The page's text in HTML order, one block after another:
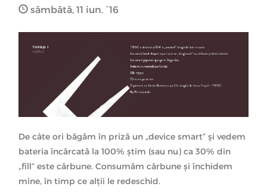
sâmbătă, 11 iun. `16
De câte ori băgăm în priză un „device smart” şi vedem
bateria încărcată la 100% ştim (sau nu) ca 30% din
„fill” este cărbune. Consumăm cărbune şi închidem
mine, în timp ce alţii le redeschid.